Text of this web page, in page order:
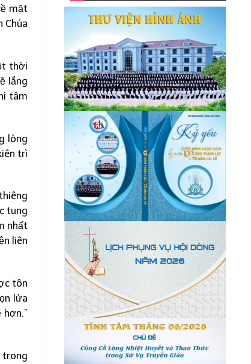
mặt
Chúa
thời
lắng
tâm
lòng
trì
tụng
nhất
liên
tôn
lửa
trong